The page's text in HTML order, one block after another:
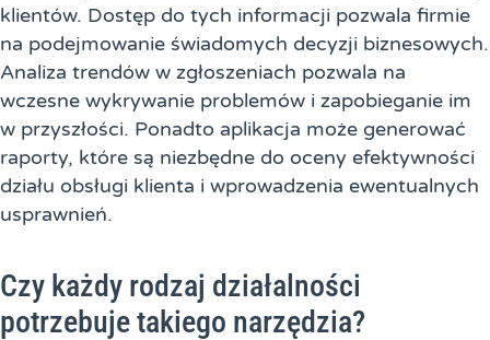
klientów. Dostęp do tych informacji pozwala firmie
na podejmowanie świadomych decyzji biznesowych.
Analiza trendów w zgłoszeniach pozwala na
wczesne wykrywanie problemów i zapobieganie im
w przyszłości. Ponadto aplikacja może generować
raporty, które są niezbędne do oceny efektywności
działu obsługi klienta i wprowadzenia ewentualnych
usprawnień.
Czy każdy rodzaj działalności
potrzebuje takiego narzędzia?